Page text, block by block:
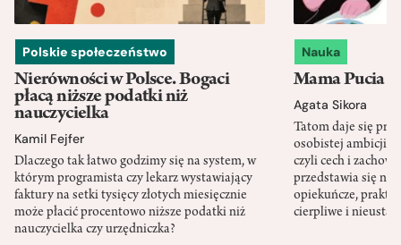
Polskie społeczeństwo
Nierówności w Polsce. Bogaci
płacą niższe podatki niż
nauczycielka
Kamil Fejfer
Dlaczego tak łatwo godzimy się na system, w
którym programista czy lekarz wystawiający
faktury na setki tysięcy złotych miesięcznie
może płacić procentowo niższe podatki niż
nauczycielka czy urzędniczka?
Nauka
Mama Pucia
Agata Sikora
Tatom daje się
osobistej ambicji,
czyli cech i
przedstawia się
opiekuńcze,
cierpliwe i